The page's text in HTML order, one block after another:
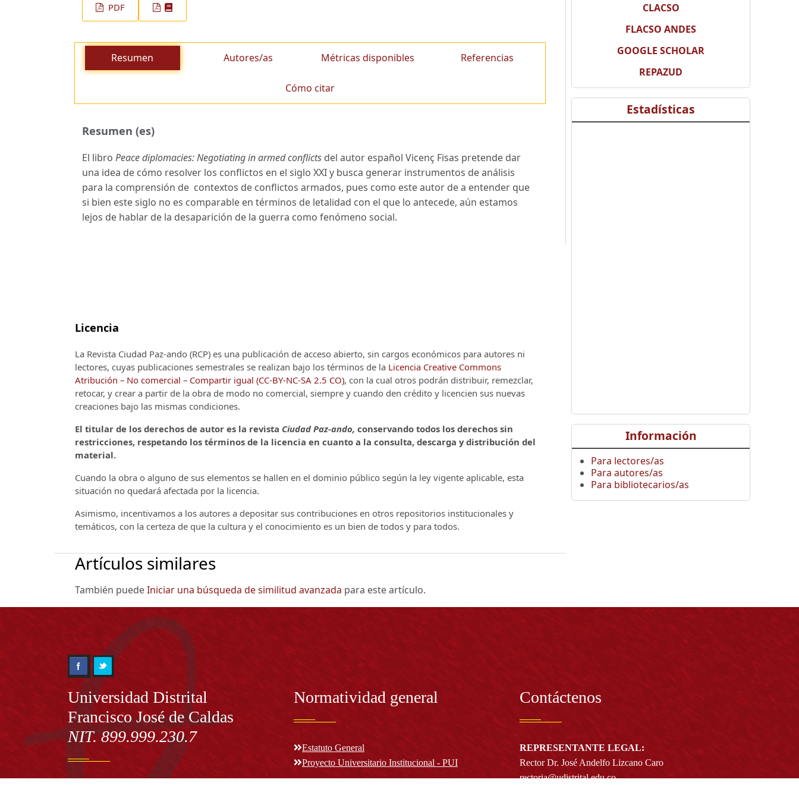
PDF
Resumen Autores/as Métricas disponibles Referencias
Cómo citar
Resumen (es)
El libro Peace diplomacies: Negotiating in armed conflicts del autor español Vicenç Fisas pretende dar
una idea de cómo resolver los conflictos en el siglo XXI y busca generar instrumentos de análisis
para la comprensión de contextos de conflictos armados, pues como este autor de a entender que
si bien este siglo no es comparable en términos de letalidad con el que lo antecede, aún estamos
lejos de hablar de la desaparición de la guerra como fenómeno social.
Licencia
La Revista Ciudad Paz-ando (RCP) es una publicación de acceso abierto, sin cargos económicos para autores ni
lectores, cuyas publicaciones semestrales se realizan bajo los términos de la Licencia Creative Commons
Atribución – No comercial – Compartir igual (CC-BY-NC-SA 2.5 CO), con la cual otros podrán distribuir, remezclar,
retocar, y crear a partir de la obra de modo no comercial, siempre y cuando den crédito y licencien sus nuevas
creaciones bajo las mismas condiciones.
El titular de los derechos de autor es la revista Ciudad Paz-ando, conservando todos los derechos sin
restricciones, respetando los términos de la licencia en cuanto a la consulta, descarga y distribución del
material.
Cuando la obra o alguno de sus elementos se hallen en el dominio público según la ley vigente aplicable, esta
situación no quedará afectada por la licencia.
Asimismo, incentivamos a los autores a depositar sus contribuciones en otros repositorios institucionales y
temáticos, con la certeza de que la cultura y el conocimiento es un bien de todos y para todos.
Artículos similares
También puedeIniciar una búsqueda de similitud avanzada para este artículo.
CLACSO
FLACSO ANDES
GOOGLE SCHOLAR
REPAZUD
Estadísticas
Información
Para lectores/as
Para autores/as
Para bibliotecarios/as
Información
Universidad Distrital
Francisco José de Caldas
NIT. 899.999.230.7
Normatividad general
Estatuto General
Proyecto Universitario Institucional - PUI
Contáctenos
REPRESENTANTE LEGAL:
Rector Dr. José Andelfo Lizcano Caro
rectoria@udistrital.edu.co